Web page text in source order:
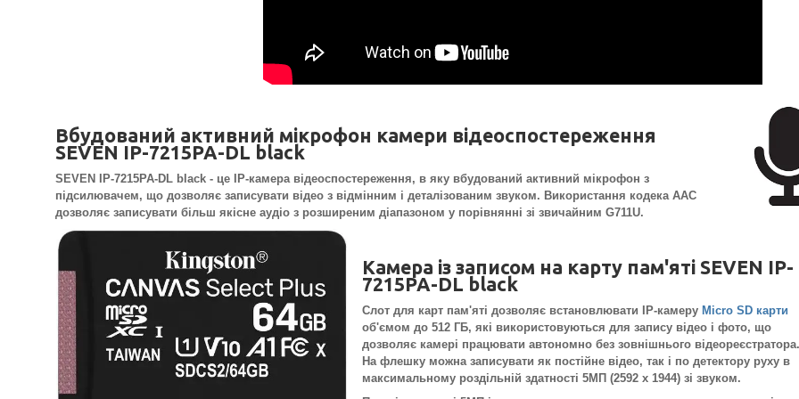
Вбудований активний мікрофон камери відеоспостереження
SEVEN IP-7215PA-DL black
SEVEN IP-7215PA-DL black - це IP-камера відеоспостереження, в яку вбудований активний мікрофон з
підсилювачем, що дозволяє записувати відео з відмінним і деталізованим звуком. Використання кодека AAC
дозволяє записувати більш якісне аудіо з розширеним діапазоном у порівнянні зі звичайним G711U.
Камера із записом на карту пам'яті SEVEN IP-
7215PA-DL black
Слот для карт пам'яті дозволяє встановлювати IP-камеру Micro SD карти
об'ємом до 512 ГБ, які використовуються для запису відео і фото, що
дозволяє камері працювати автономно без зовнішнього відеореєстратора.
На флешку можна записувати як постійне відео, так і по детектору руху в
максимальному роздільній здатності 5МП (2592 x 1944) зі звуком.